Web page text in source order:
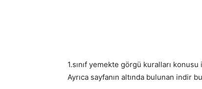
1.sınıf yemekte görgü kuralları konusu
Ayrıca sayfanın altında bulunan indir